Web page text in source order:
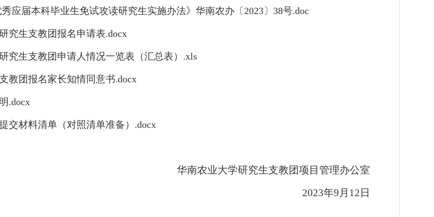
应届本科毕业生免试攻读研究生实施办法》华南农办〔2023〕38号.doc
究生支教团报名申请表.docx
究生支教团申请人情况一览表（汇总表）.xls
教团报名家长知情同意书.docx
.docx
交材料清单（对照清单准备）.docx
华南农业大学研究生支教团项目管理办公室
2023年9月 12 日